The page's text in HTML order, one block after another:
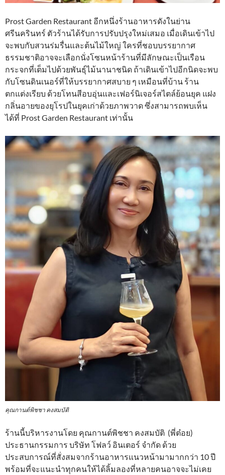
Prost Garden Restaurant อีกหนึ่งร้านอาหารดังในย่าน
ศรีนครินทร์ ตัวร้านได้รับการปรับปรุงใหม่เสมอ เมื่อเดินเข้าไป
จะพบกับสวนร่มรื่นและต้นไม้ใหญ่ ใครที่ชอบบรรยากาศ
ธรรมชาติอาจจะเลือกนั่งโซนหน้าร้านที่มีลักษณะเป็นเรือน
กระจกที่เต็มไปด้วยพันธุ์ไม้นานาชนิด ถ้าเดินเข้าไปอีกนิดจะพบ
กับโซนดินเนอร์ที่ให้บรรยากาศสบาย ๆ เหมือนที่บ้าน ร้าน
ตกแต่งเรียบ ด้วยโทนสีอบอุ่นและเฟอร์นิเจอร์สไตล์ย้อนยุค แฝง
กลิ่นอายของยุโรปในยุคเก่าด้วยภาพวาด ซึ่งสามารถพบเห็น
ได้ที่ Prost Garden Restaurant เท่านั้น
คุณกานต์พิชชา คงสมบัติ
ร้านนี้บริหารงานโดย คุณกานต์พิชชา คงสมบัติ (พี่ต๋อย)
ประธานกรรมการ บริษัท โฟลว์ อินเตอร์ จำกัด ด้วย
ประสบการณ์ที่สั่งสมจากร้านอาหารแนวหน้ามามากกว่า 10 ปี
พร้อมที่จะแนะนำทุกคนให้ได้ลิ้มลองที่หลายคนอาจจะไม่เคย